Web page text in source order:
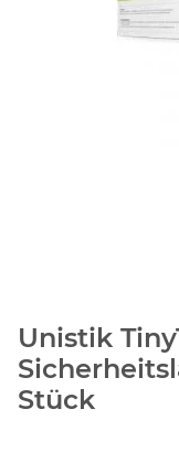
Unistik
Stück